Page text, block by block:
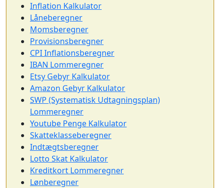
Inflation Kalkulator
Låneberegner
Momsberegner
Provisionsberegner
CPI Inflationsberegner
IBAN Lommeregner
Etsy Gebyr Kalkulator
Amazon Gebyr Kalkulator
SWP (Systematisk Udtagningsplan)
Lommeregner
Youtube Penge Kalkulator
Skatteklasseberegner
Indtægtsberegner
Lotto Skat Kalkulator
Kreditkort Lommeregner
Lønberegner